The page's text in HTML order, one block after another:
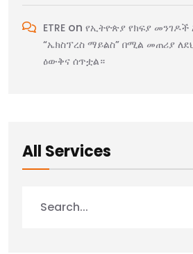
ETRE on የኢትዮጵያ የክፍያ
“ኤክስፕረስ ማይልስ” በሚል መጠሪያ
ዕውቅና ሰጥቷል።
All Services